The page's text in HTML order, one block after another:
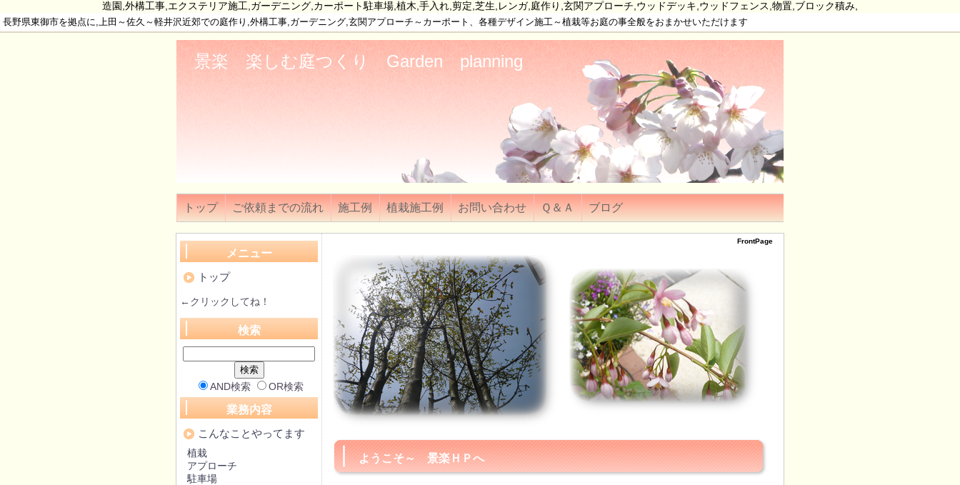
造園,外構工事,エクステリア施工,ガーデニング,カーポート駐車場,植木,手入れ,剪定,芝生,レンガ,庭作り,玄関アプローチ,ウッドデッキ,ウッドフェンス,物置,ブロック積み,
長野県東御市を拠点に,上田～佐久～軽井沢近郊での庭作り,外構工事,ガーデニング,玄関アプローチ～カーポート、各種デザイン施工～植栽等お庭の事全般をおまかせいただけます
景楽 楽しむ庭つくり Garden planning
トップ ご依頼までの流れ 施工例 植栽施工例 お問い合わせ Ｑ＆Ａ ブログ
FrontPage
ようこそ～ 景楽ＨＰへ
メニュー
トップ
←クリックしてね！
検索
AND検索 OR検索
業務内容
こんなことやってます
植栽
アプローチ
駐車場